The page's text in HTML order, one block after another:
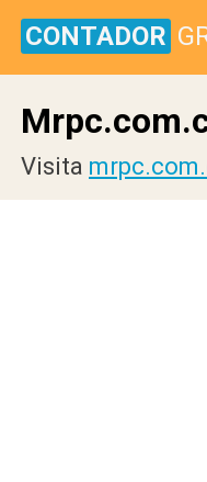
CONTADOR
Visita